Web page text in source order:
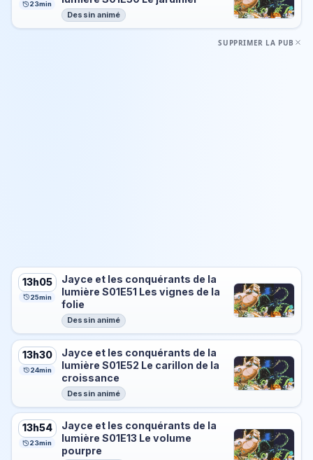
23min
Dessin animé
SUPPRIMER LA PUB
13h05
25min
Jayce et les conquérants de la
lumière S01E51 Les vignes de la
folie
Dessin animé
13h30
24min
Jayce et les conquérants de la
lumière S01E52 Le carillon de la
croissance
Dessin animé
13h54
23min
Jayce et les conquérants de la
lumière S01E13 Le volume
pourpre